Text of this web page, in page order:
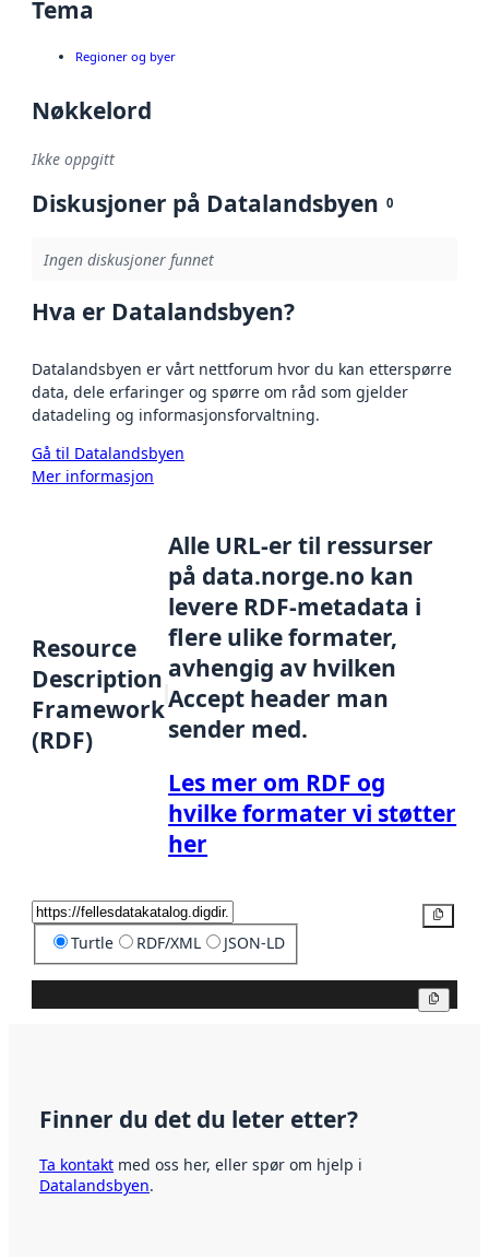
Tema
Regioner og byer
Nøkkelord
Ikke oppgitt
Diskusjoner på Datalandsbyen 0
Ingen diskusjoner funnet
Hva er Datalandsbyen?
Datalandsbyen er vårt nettforum hvor du kan etterspørre
data, dele erfaringer og spørre om råd som gjelder
datadeling og informasjonsforvaltning.
Gå til Datalandsbyen
Mer informasjon
Resource
Description
Framework
(RDF)
Alle URL-er til ressurser
på data.norge.no kan
levere RDF-metadata i
flere ulike formater,
avhengig av hvilken
Accept header man
sender med.
Les mer om RDF og
hvilke formater vi støtter
her
Turtle RDF/XML JSON-LD
Finner du det du leter etter?
Ta kontakt med oss her, eller spør om hjelp i
Datalandsbyen.